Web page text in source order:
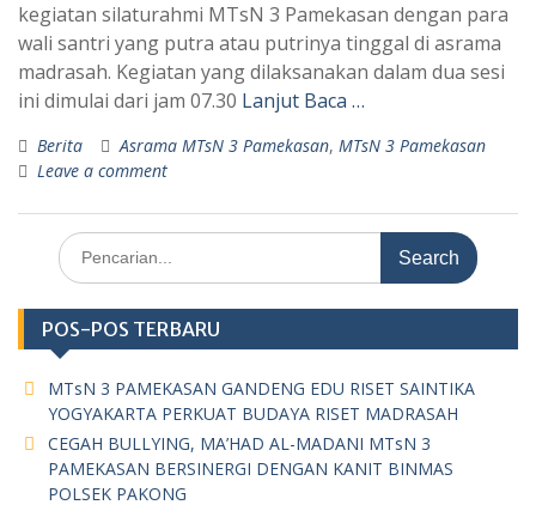
kegiatan silaturahmi MTsN 3 Pamekasan dengan para
wali santri yang putra atau putrinya tinggal di asrama
madrasah. Kegiatan yang dilaksanakan dalam dua sesi
ini dimulai dari jam 07.30 Lanjut Baca …
Berita Asrama MTsN 3 Pamekasan, MTsN 3 Pamekasan
Leave a comment
Search
for:
POS-POS TERBARU
MTsN 3 PAMEKASAN GANDENG EDU RISET SAINTIKA
YOGYAKARTA PERKUAT BUDAYA RISET MADRASAH
CEGAH BULLYING, MA’HAD AL-MADANI MTsN 3
PAMEKASAN BERSINERGI DENGAN KANIT BINMAS
POLSEK PAKONG